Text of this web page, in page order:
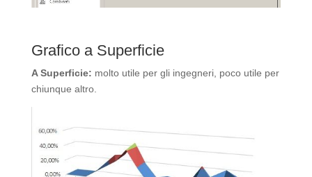
Grafico a Superficie
A Superficie: molto utile per gli ingegneri, poco utile per
chiunque altro.